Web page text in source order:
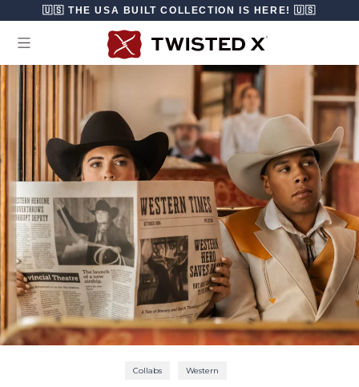
Ir directamente al contenido
🇺🇸 THE USA BUILT COLLECTION IS HERE! 🇺🇸
Collabs Western